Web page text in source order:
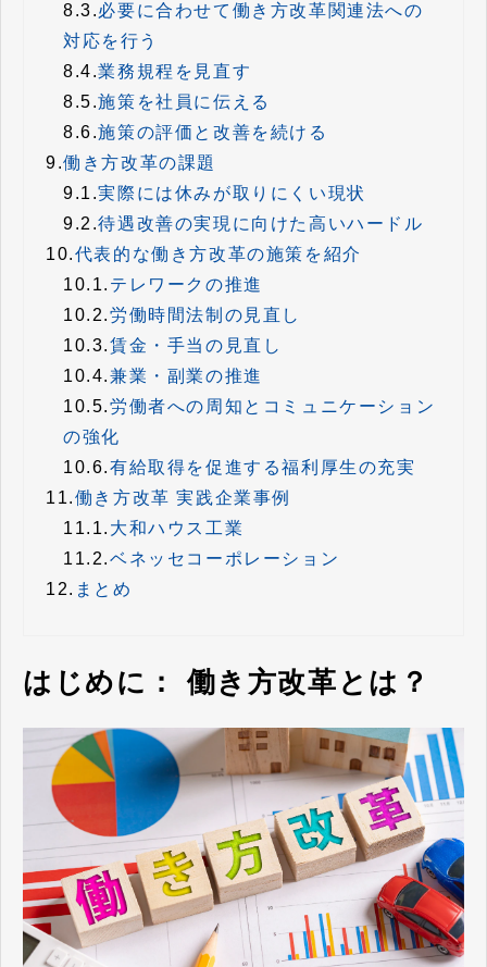
8.3.必要に合わせて働き方改革関連法への
対応を行う
8.4.業務規程を見直す
8.5.施策を社員に伝える
8.6.施策の評価と改善を続ける
9.働き方改革の課題
9.1.実際には休みが取りにくい現状
9.2.待遇改善の実現に向けた高いハードル
10.代表的な働き方改革の施策を紹介
10.1. テレワークの推進
10.2.労働時間法制の見直し
10.3.賃金・手当の見直し
10.4.兼業・副業の推進
10.5.労働者への周知とコミュニケーション
の強化
10.6.有給取得を促進する福利厚生の充実
11.働き方改革 実践企業事例
11.1. 大和ハウス工業
11.2.ベネッセコーポレーション
12. まとめ
はじめに： 働き方改革とは？